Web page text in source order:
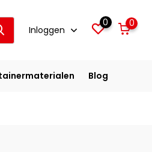
Inloggen
0 0
Blog